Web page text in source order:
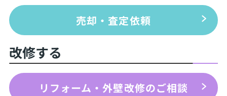
売却・査定依頼
改修する
リフォーム・外壁改修のご相談